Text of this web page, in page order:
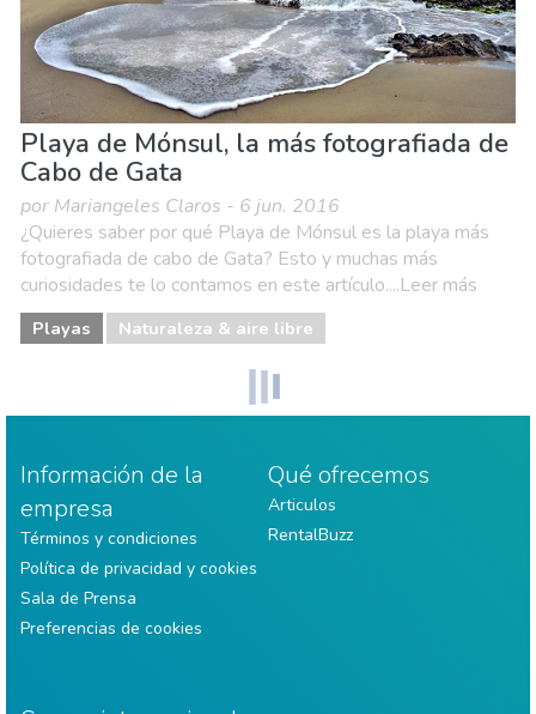
Playa de Mónsul, la más fotografiada de
Cabo de Gata
por Mariangeles Claros - 6 jun. 2016
¿Quieres saber por qué Playa de Mónsul es la playa más
fotografiada de cabo de Gata? Esto y muchas más
curiosidades te lo contamos en este artículo....Leer más
Playas Naturaleza & aire libre
Información de la
empresa
Términos y condiciones
Política de privacidad y cookies
Sala de Prensa
Preferencias de cookies
Qué ofrecemos
Articulos
RentalBuzz